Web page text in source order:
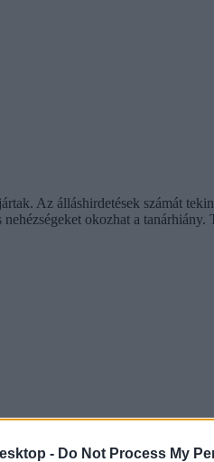
- Do Not Process My
Az álláshirdetések számát
okozhat a